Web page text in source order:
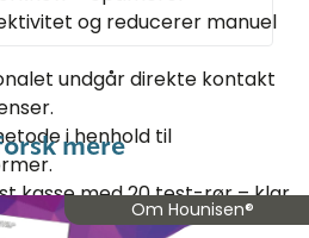
og reducerer manuel
undgår direkte kontakt
i henhold til
kasse med 20 test-rør – klar
analyseplatforme.
mere
Om Hounisen®